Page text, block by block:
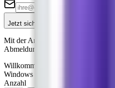
Jetzt sichern →
Mit der Anmeldung akzeptierst du
Abmeldung jederzeit möglich.
Willkommen
Windows 11 Education
Anzahl